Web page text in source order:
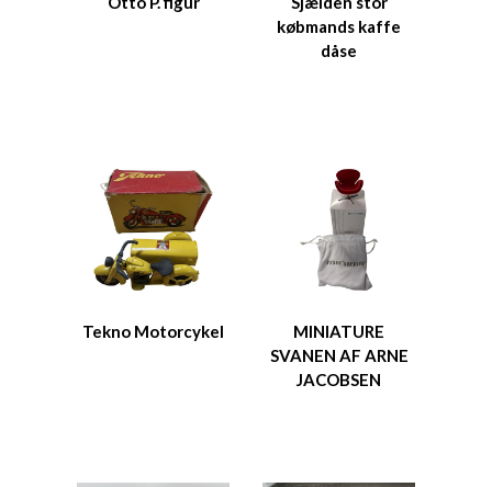
købmands kaffe
dåse
Tekno Motorcykel
MINIATURE
SVANEN AF ARNE
JACOBSEN